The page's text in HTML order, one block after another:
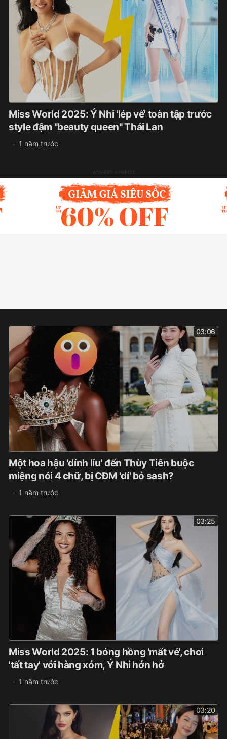
Miss World 2025: Ý Nhi 'lép vế' toàn tập trước
style đậm "beauty queen" Thái Lan
1 năm trước
03:06
Một hoa hậu 'dính líu' đến Thùy Tiên buộc
miệng nói 4 chữ, bị CĐM 'dí' bỏ sash?
1 năm trước
03:25
Miss World 2025: 1 bóng hồng 'mất vé', chơi
'tất tay' với hàng xóm, Ý Nhi hớn hở
1 năm trước
03:20